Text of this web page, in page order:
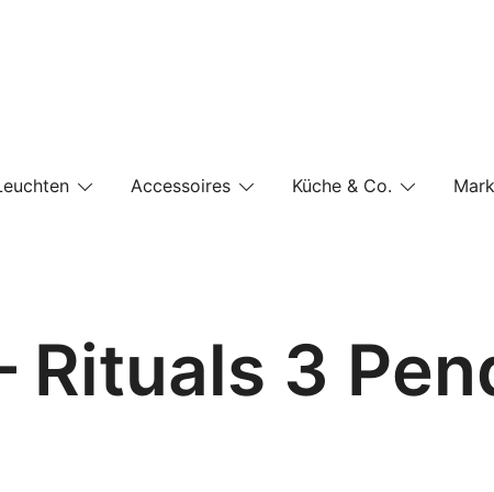
Accessoires Küche & Co.
Rituals 3